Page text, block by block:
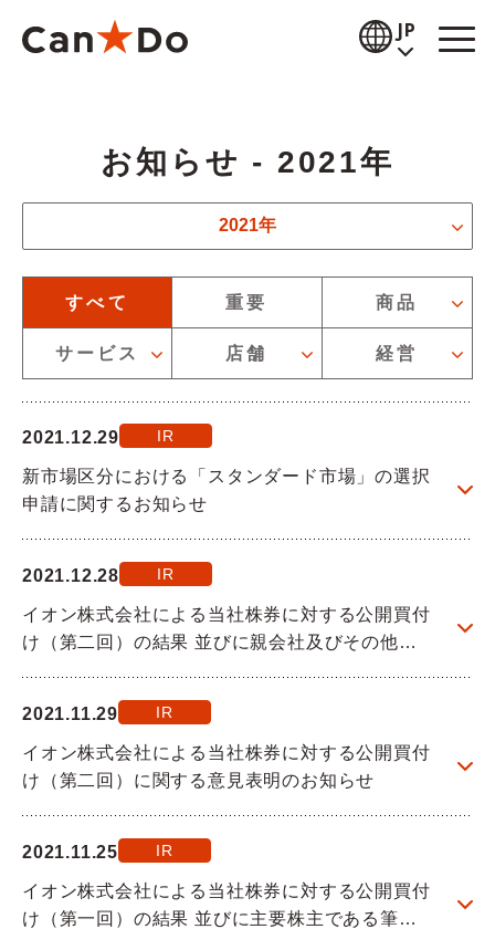
JP
お知らせ
公式通販
採用情報
企業情報
IR情報
お問い合わせ
お知らせ - 2021年
お知らせの年度を絞り込むことができます
2021年
お知らせのカテゴリーを絞り込むことができます
すべて 重要 商品
サービス 店舗 経営
2021.12.29 IR
新市場区分における「スタンダード市場」の選択
申請に関するお知らせ
2021.12.28 IR
イオン株式会社による当社株券に対する公開買付
け（第二回）の結果 並びに親会社及びその他の
2021.11.29 IR
イオン株式会社による当社株券に対する公開買付
け（第二回）に関する意見表明のお知らせ
2021.11.25 IR
イオン株式会社による当社株券に対する公開買付
け（第一回）の結果 並びに主要株主である筆頭